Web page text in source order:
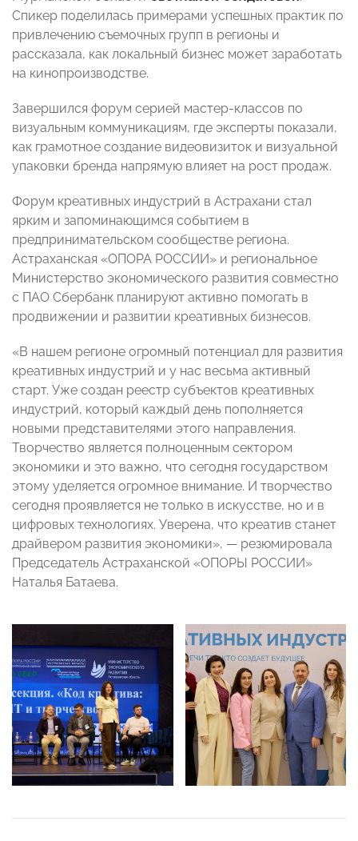
Спикер поделилась примерами успешных практик по
привлечению съемочных групп в регионы и
рассказала, как локальный бизнес может заработать
на кинопроизводстве.
Завершился форум серией мастер-классов по
визуальным коммуникациям, где эксперты показали,
как грамотное создание видеовизиток и визуальной
упаковки бренда напрямую влияет на рост продаж.
Форум креативных индустрий в Астрахани стал
ярким и запоминающимся событием в
предпринимательском сообществе региона.
Астраханская «ОПОРА РОССИИ» и региональное
Министерство экономического развития совместно
с ПАО Сбербанк планируют активно помогать в
продвижении и развитии креативных бизнесов.
«В нашем регионе огромный потенциал для развития
креативных индустрий и у нас весьма активный
старт. Уже создан реестр субъектов креативных
индустрий, который каждый день пополняется
новыми представителями этого направления.
Творчество является полноценным сектором
экономики и это важно, что сегодня государством
этому уделяется огромное внимание. И творчество
сегодня проявляется не только в искусстве, но и в
цифровых технологиях. Уверена, что креатив станет
драйвером развития экономики», — резюмировала
Председатель Астраханской «ОПОРЫ РОССИИ»
Наталья Батаева.